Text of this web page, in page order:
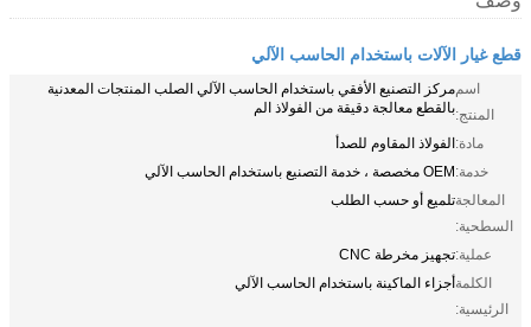
قطع غيار الآلات باستخدام الحاسب الآلي
اسم
المنتج:
مركز التصنيع الأفقي باستخدام الحاسب الآلي الصلب المنتجات المعدنية
بالقطع معالجة دقيقة من الفولاذ الم
مادة:الفولاذ المقاوم للصدأ
خدمة:OEM مخصصة ، خدمة التصنيع باستخدام الحاسب الآلي
المعالجة
السطحية:
تلميع أو حسب الطلب
عملية:تجهيز مخرطة CNC
الكلمة
الرئيسية:
أجزاء الماكينة باستخدام الحاسب الآلي